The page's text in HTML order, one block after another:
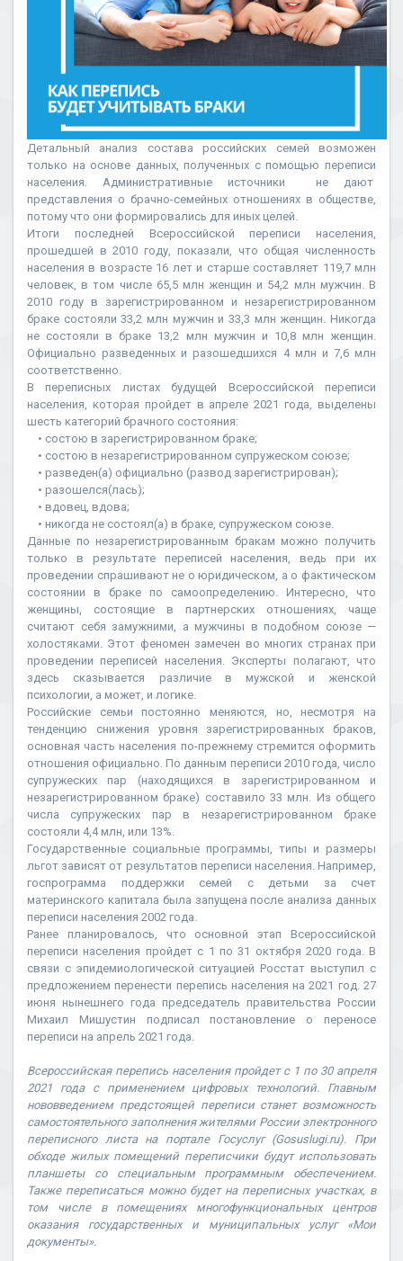
Детальный анализ состава российских семей возможен
только на основе данных, полученных с помощью переписи
населения. Административные источники не дают
представления о брачно-семейных отношениях в обществе,
потому что они формировались для иных целей.
Итоги последней Всероссийской переписи населения,
прошедшей в 2010 году, показали, что общая численность
населения в возрасте 16 лет и старше составляет 119,7 млн
человек, в том числе 65,5 млн женщин и 54,2 млн мужчин. В
2010 году в зарегистрированном и незарегистрированном
браке состояли 33,2 млн мужчин и 33,3 млн женщин. Никогда
не состояли в браке 13,2 млн мужчин и 10,8 млн женщин.
Официально разведенных и разошедшихся 4 млн и 7,6 млн
соответственно.
В переписных листах будущей Всероссийской переписи
населения, которая пройдет в апреле 2021 года, выделены
шесть категорий брачного состояния:
• состою в зарегистрированном браке;
• состою в незарегистрированном супружеском союзе;
• разведен(а) официально (развод зарегистрирован);
• разошелся(лась);
• вдовец, вдова;
• никогда не состоял(а) в браке, супружеском союзе.
Данные по незарегистрированным бракам можно получить
только в результате переписей населения, ведь при их
проведении спрашивают не о юридическом, а о фактическом
состоянии в браке по самоопределению. Интересно, что
женщины, состоящие в партнерских отношениях, чаще
считают себя замужними, а мужчины в подобном союзе —
холостяками. Этот феномен замечен во многих странах при
проведении переписей населения. Эксперты полагают, что
здесь сказывается различие в мужской и женской
психологии, а может, и логике.
Российские семьи постоянно меняются, но, несмотря на
тенденцию снижения уровня зарегистрированных браков,
основная часть населения по-прежнему стремится оформить
отношения официально. По данным переписи 2010 года, число
супружеских пар (находящихся в зарегистрированном и
незарегистрированном браке) составило 33 млн. Из общего
числа супружеских пар в незарегистрированном браке
состояли 4,4 млн, или 13%.
Государственные социальные программы, типы и размеры
льгот зависят от результатов переписи населения. Например,
госпрограмма поддержки семей с детьми за счет
материнского капитала была запущена после анализа данных
переписи населения 2002 года.
Ранее планировалось, что основной этап Всероссийской
переписи населения пройдет с 1 по 31 октября 2020 года. В
связи с эпидемиологической ситуацией Росстат выступил с
предложением перенести перепись населения на 2021 год. 27
июня нынешнего года председатель правительства России
Михаил Мишустин подписал постановление о переносе
переписи на апрель 2021 года.
Всероссийская перепись населения пройдет с 1 по 30 апреля
2021 года с применением цифровых технологий. Главным
нововведением предстоящей переписи станет возможность
самостоятельного заполнения жителями России электронного
переписного листа на портале Госуслуг (Gosuslugi.ru). При
обходе жилых помещений переписчики будут использовать
планшеты со специальным программным обеспечением.
Также переписаться можно будет на переписных участках, в
том числе в помещениях многофункциональных центров
оказания государственных и муниципальных услуг «Мои
документы».